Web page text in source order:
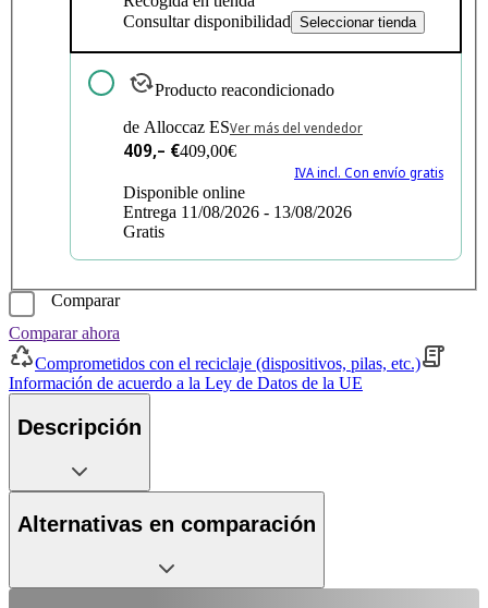
Consultar disponibilidad Seleccionar tienda
Producto reacondicionado
de Alloccaz ESVer más del vendedor
409,– €409,00€
IVA incl. Con envío gratis
Disponible online
Entrega 11/08/2026 - 13/08/2026
Gratis
Comparar
Comparar ahora
Comprometidos con el reciclaje (dispositivos, pilas, etc.)
Información de acuerdo a la Ley de Datos de la UE
Descripción
Alternativas en comparación